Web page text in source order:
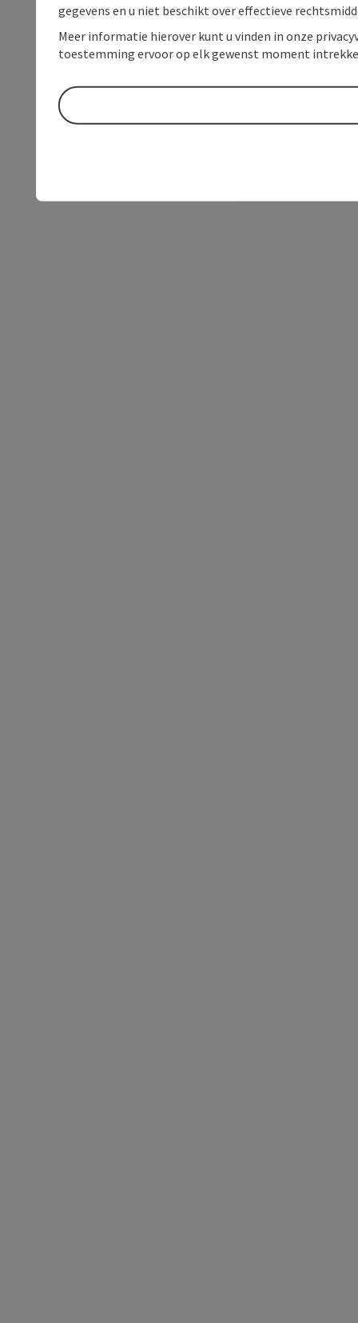
gegevens en u niet beschikt over effectieve
Meer informatie hierover kunt u vinden in onze
toestemming ervoor op elk gewenst moment